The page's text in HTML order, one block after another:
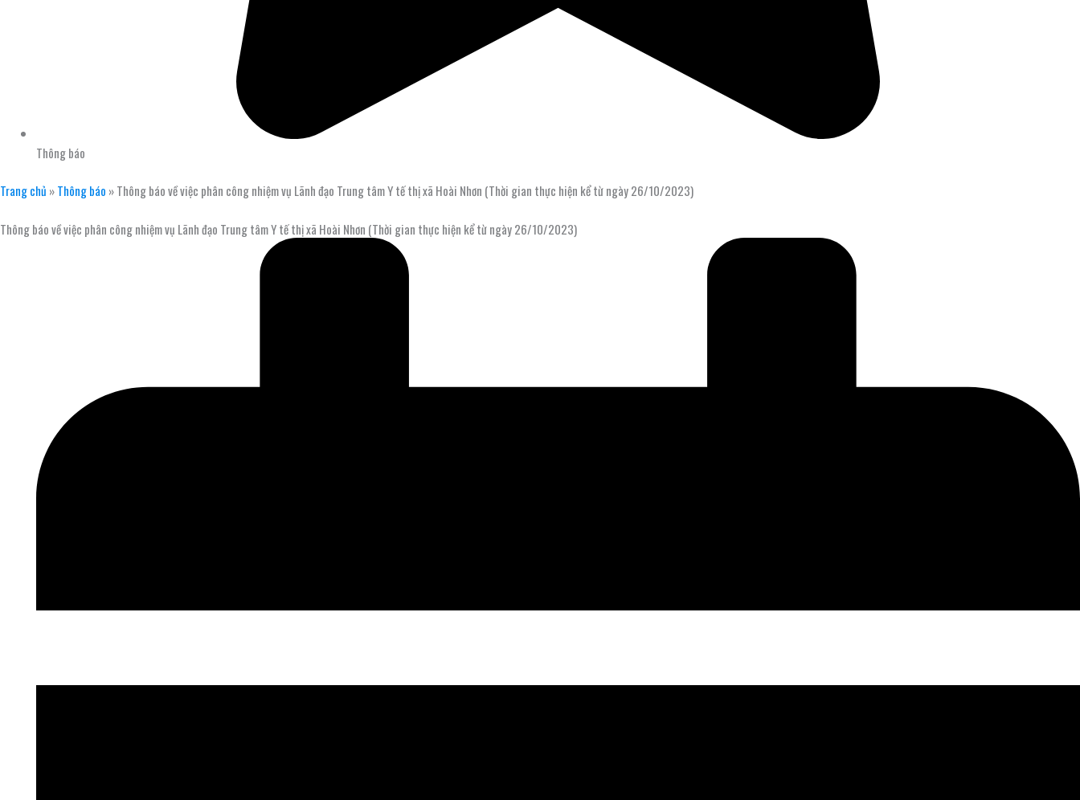
Thông báo
Trang chủ »Thông báo »Thông báo về việc phân công nhiệm vụ Lãnh đạo Trung tâm Y tế thị xã Hoài Nhơn (Thời gian thực hiện kể từ ngày 26/10/2023)
Thông báo về việc phân công nhiệm vụ Lãnh đạo Trung tâm Y tế thị xã Hoài Nhơn (Thời gian thực hiện kể từ ngày 26/10/2023)